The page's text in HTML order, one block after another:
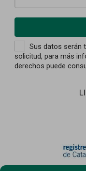
Sus datos serán
solicitud, para más
derechos puede